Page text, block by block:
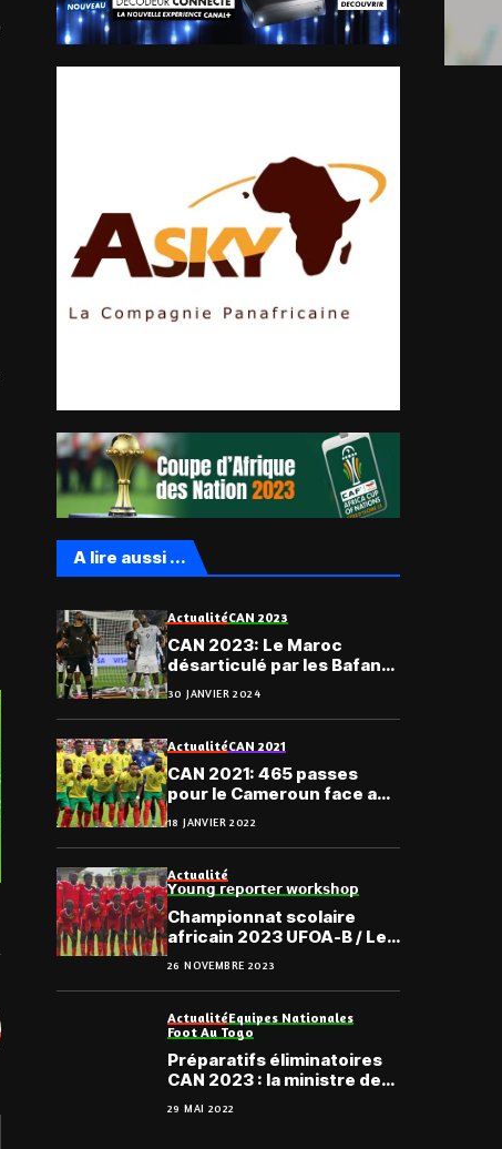
A lire aussi ...
ActualitéCAN 2023
CAN 2023: Le Maroc
désarticulé par les Bafana-
Bafana
30 JANVIER 2024
ActualitéCAN 2021
CAN 2021: 465 passes
pour le Cameroun face au
Cap-Vert
18 JANVIER 2022
Actualité
𝗬𝗼𝘂𝗻𝗴 𝗿𝗲𝗽𝗼𝗿𝘁𝗲𝗿 𝘄𝗼𝗿𝗸𝘀𝗵𝗼𝗽
Championnat scolaire
africain 2023 UFOA-B / Le
Nigeria explose le Togo 4-
0 en ouverture .
26 NOVEMBRE 2023
ActualitéEquipes Nationales
Foot Au Togo
Préparatifs éliminatoires
CAN 2023 : la ministre des
sports apporte son
soutien aux éperviers
29 MAI 2022